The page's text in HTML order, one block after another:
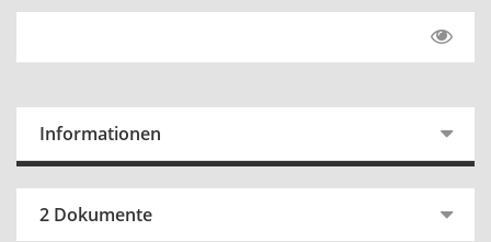
Informationen
2 Dokumente